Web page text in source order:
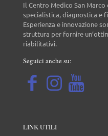
Il Centro Medico San
specialistica, diagnostica e
Esperienza e innovazione
struttura per fornire
riabilitativi.
Seguici anche su:
LINK UTILI